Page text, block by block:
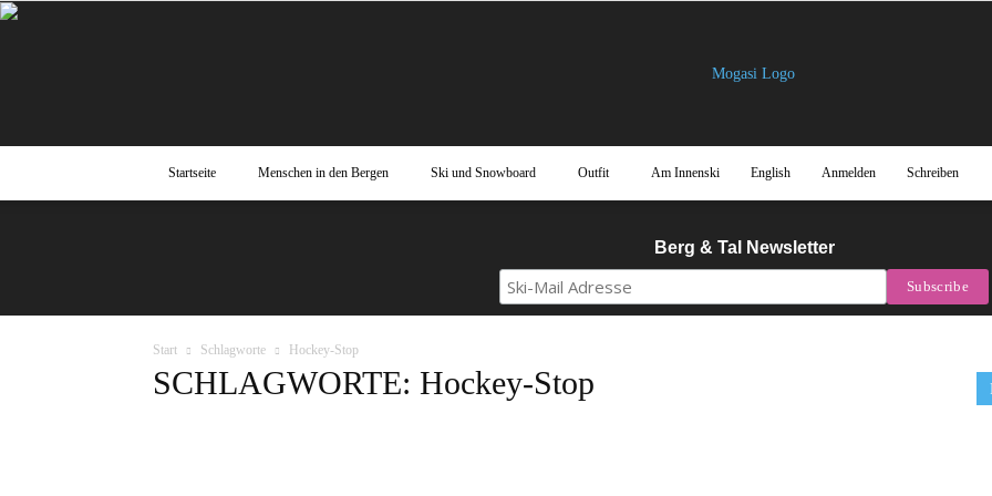
Startseite Menschen in den Bergen Ski und Snowboard Outfit Am Innenski English Anmelden Schreiben
Berg & Tal Newsletter
Start Schlagworte Hockey-Stop
SCHLAGWORTE: Hockey-Stop